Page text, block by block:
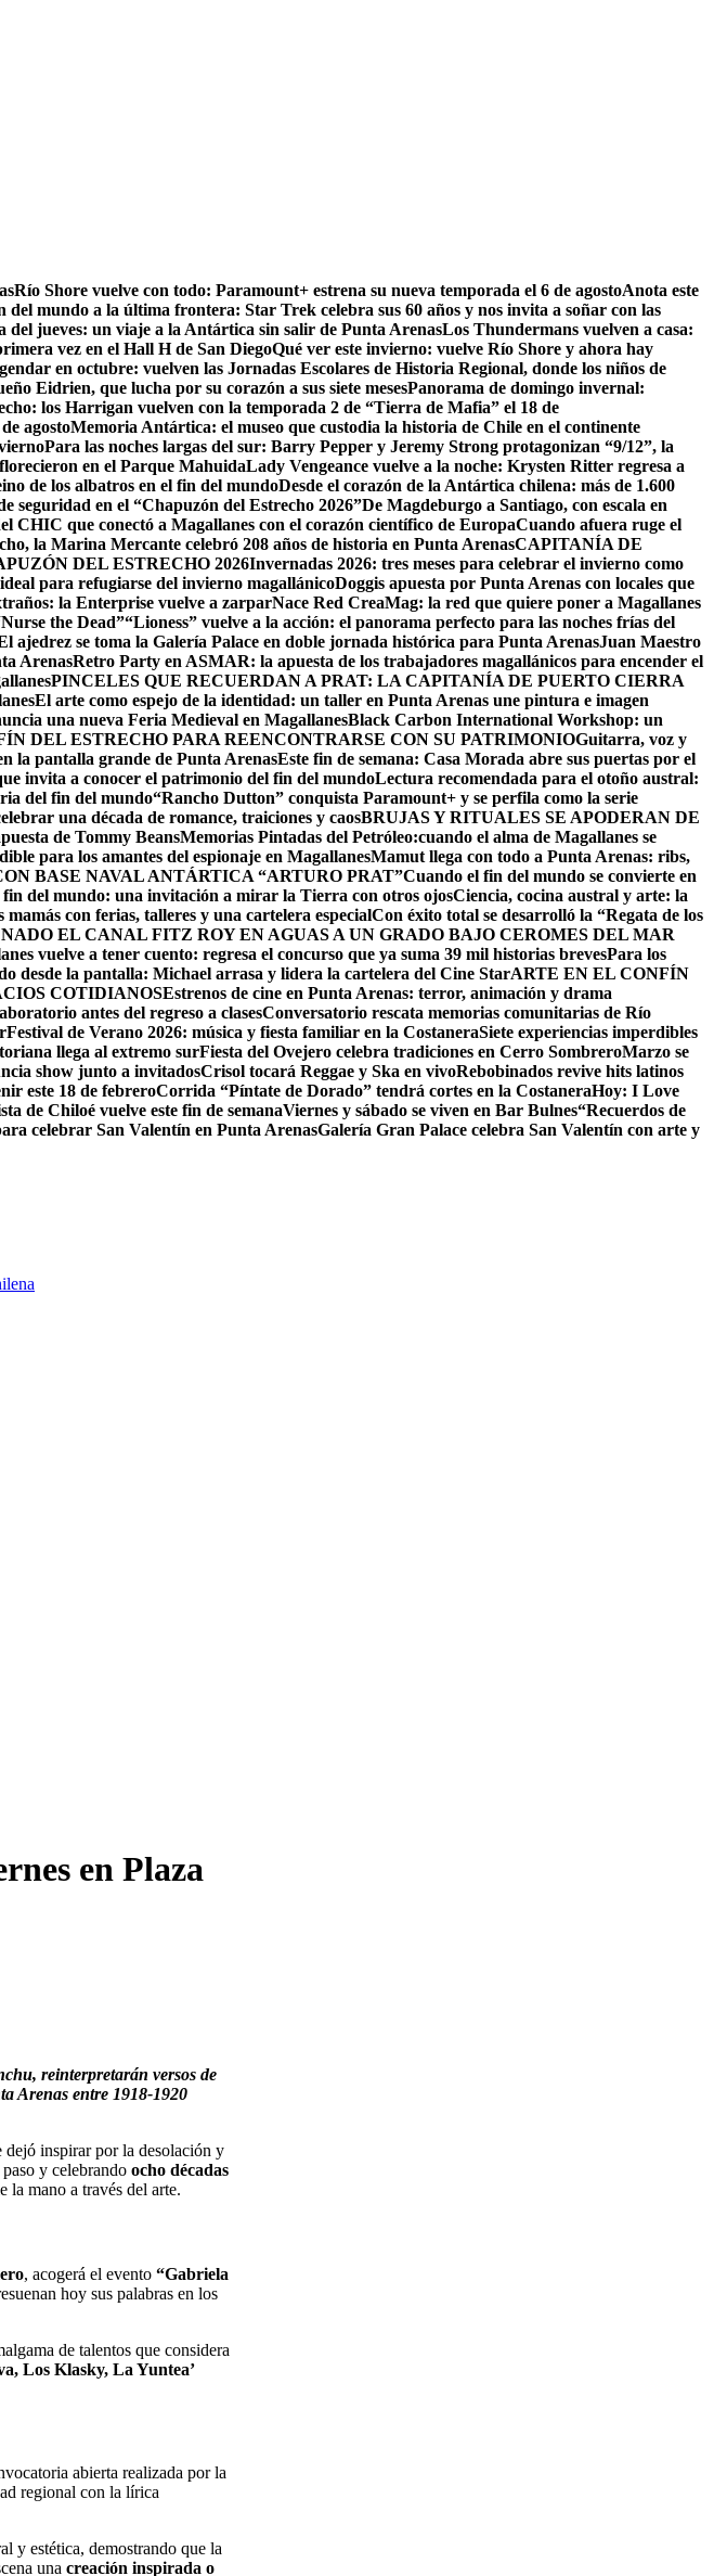
Río Shore vuelve con todo: Paramount+ estrena su nueva temporada el 6 de agostoAnota este
del mundo a la última frontera: Star Trek celebra sus 60 años y nos invita a soñar con las
del jueves: un viaje a la Antártica sin salir de Punta ArenasLos Thundermans vuelven a casa:
vez en el Hall H de San DiegoQué ver este invierno: vuelve Río Shore y ahora hay
en octubre: vuelven las Jornadas Escolares de Historia Regional, donde los niños de
Eidrien, que lucha por su corazón a sus siete mesesPanorama de domingo invernal:
los Harrigan vuelven con la temporada 2 de “Tierra de Mafia” el 18 de
agostoMemoria Antártica: el museo que custodia la historia de Chile en el continente
Para las noches largas del sur: Barry Pepper y Jeremy Strong protagonizan “9/12”, la
en el Parque MahuidaLady Vengeance vuelve a la noche: Krysten Ritter regresa a
de los albatros en el fin del mundoDesde el corazón de la Antártica chilena: más de 1.600
seguridad en el “Chapuzón del Estrecho 2026”De Magdeburgo a Santiago, con escala en
CHIC que conectó a Magallanes con el corazón científico de EuropaCuando afuera ruge el
la Marina Mercante celebró 208 años de historia en Punta ArenasCAPITANÍA DE
DEL ESTRECHO 2026Invernadas 2026: tres meses para celebrar el invierno como
para refugiarse del invierno magallánicoDoggis apuesta por Punta Arenas con locales que
la Enterprise vuelve a zarparNace Red CreaMag: la red que quiere poner a Magallanes
the Dead”“Lioness” vuelve a la acción: el panorama perfecto para las noches frías del
ajedrez se toma la Galería Palace en doble jornada histórica para Punta ArenasJuan Maestro
ArenasRetro Party en ASMAR: la apuesta de los trabajadores magallánicos para encender el
PINCELES QUE RECUERDAN A PRAT: LA CAPITANÍA DE PUERTO CIERRA
El arte como espejo de la identidad: un taller en Punta Arenas une pintura e imagen
una nueva Feria Medieval en MagallanesBlack Carbon International Workshop: un
DEL ESTRECHO PARA REENCONTRARSE CON SU PATRIMONIOGuitarra, voz y
la pantalla grande de Punta ArenasEste fin de semana: Casa Morada abre sus puertas por el
invita a conocer el patrimonio del fin del mundoLectura recomendada para el otoño austral:
del fin del mundo“Rancho Dutton” conquista Paramount+ y se perfila como la serie
una década de romance, traiciones y caosBRUJAS Y RITUALES SE APODERAN DE
de Tommy BeansMemorias Pintadas del Petróleo:cuando el alma de Magallanes se
para los amantes del espionaje en MagallanesMamut llega con todo a Punta Arenas: ribs,
BASE NAVAL ANTÁRTICA “ARTURO PRAT”Cuando el fin del mundo se convierte en
fin del mundo: una invitación a mirar la Tierra con otros ojosCiencia, cocina austral y arte: la
mamás con ferias, talleres y una cartelera especialCon éxito total se desarrolló la “Regata de los
EL CANAL FITZ ROY EN AGUAS A UN GRADO BAJO CEROMES DEL MAR
vuelve a tener cuento: regresa el concurso que ya suma 39 mil historias brevesPara los
desde la pantalla: Michael arrasa y lidera la cartelera del Cine StarARTE EN EL CONFÍN
COTIDIANOSEstrenos de cine en Punta Arenas: terror, animación y drama
antes del regreso a clasesConversatorio rescata memorias comunitarias de Río
Festival de Verano 2026: música y fiesta familiar en la CostaneraSiete experiencias imperdibles
llega al extremo surFiesta del Ovejero celebra tradiciones en Cerro SombreroMarzo se
show junto a invitadosCrisol tocará Reggae y Ska en vivoRebobinados revive hits latinos
este 18 de febreroCorrida “Píntate de Dorado” tendrá cortes en la CostaneraHoy: I Love
de Chiloé vuelve este fin de semanaViernes y sábado se viven en Bar Bulnes“Recuerdos de
celebrar San Valentín en Punta ArenasGalería Gran Palace celebra San Valentín con arte y
en Plaza
reinterpretarán versos de
Arenas entre 1918-1920
inspirar por la desolación y
y celebrando ocho décadas
la mano a través del arte.
, acogerá el evento “Gabriela
hoy sus palabras en los
de talentos que considera
Los Klasky, La Yuntea’
abierta realizada por la
regional con la lírica
y estética, demostrando que la
una creación inspirada o